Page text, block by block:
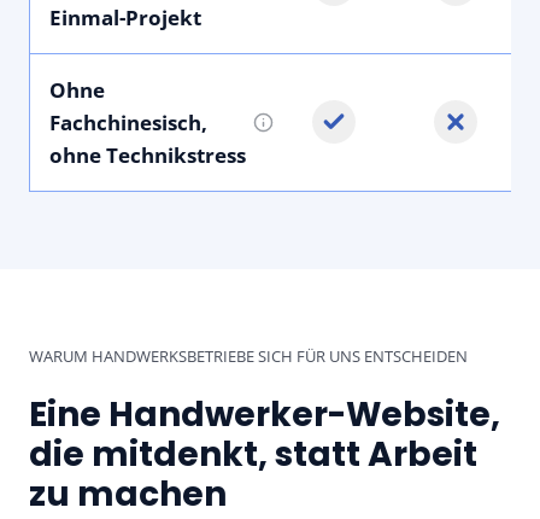
Einmal-Projekt
Ohne
Fachchinesisch,
ohne Technikstress
WARUM HANDWERKSBETRIEBE SICH FÜR UNS ENTSCHEIDEN
Eine Handwerker-Website,
die mitdenkt, statt Arbeit
zu machen